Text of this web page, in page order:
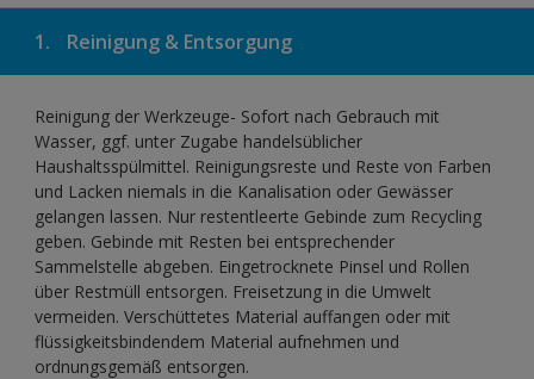
1. Reinigung & Entsorgung
Reinigung der Werkzeuge- Sofort nach Gebrauch mit
Wasser, ggf. unter Zugabe handelsüblicher
Haushaltsspülmittel. Reinigungsreste und Reste von Farben
und Lacken niemals in die Kanalisation oder Gewässer
gelangen lassen. Nur restentleerte Gebinde zum Recycling
geben. Gebinde mit Resten bei entsprechender
Sammelstelle abgeben. Eingetrocknete Pinsel und Rollen
über Restmüll entsorgen. Freisetzung in die Umwelt
vermeiden. Verschüttetes Material auffangen oder mit
flüssigkeitsbindendem Material aufnehmen und
ordnungsgemäß entsorgen.